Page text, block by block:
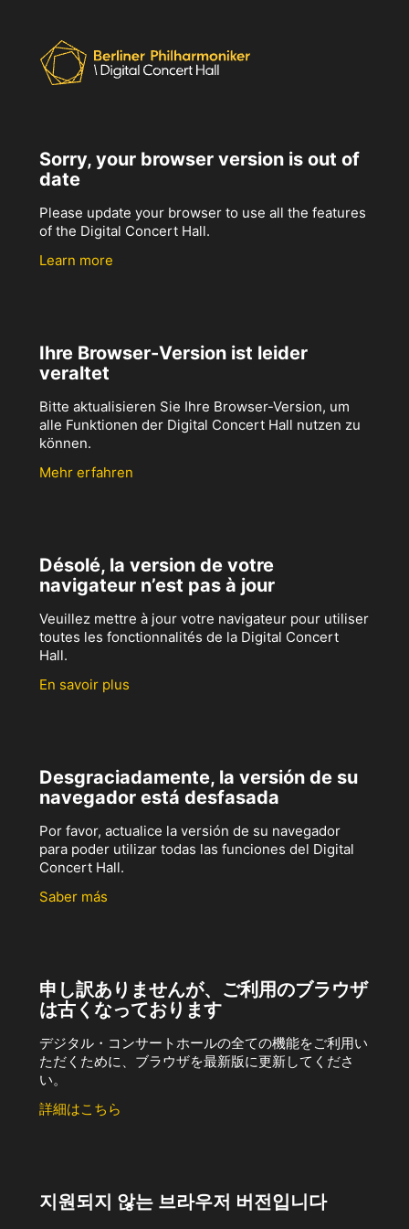
Sorry, your browser version is out of
date
Please update your browser to use all the features
of the Digital Concert Hall.
Learn more
Ihre Browser-Version ist leider
veraltet
Bitte aktualisieren Sie Ihre Browser-Version, um
alle Funktionen der Digital Concert Hall nutzen zu
können.
Mehr erfahren
Désolé, la version de votre
navigateur n’est pas à jour
Veuillez mettre à jour votre navigateur pour utiliser
toutes les fonctionnalités de la Digital Concert
Hall.
En savoir plus
Desgraciadamente, la versión de su
navegador está desfasada
Por favor, actualice la versión de su navegador
para poder utilizar todas las funciones del Digital
Concert Hall.
Saber más
申し訳ありませんが、ご利用のブラウザ
は古くなっております
デジタル・コンサートホールの全ての機能をご利用い
ただくために、ブラウザを最新版に更新してくださ
い。
詳細はこちら
지원되지 않는 브라우저 버전입니다